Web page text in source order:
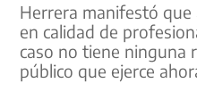
Herrera manifestó
en calidad de
caso no tiene ninguna
público que ejerce